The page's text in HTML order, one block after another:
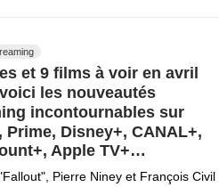
et 9 films à voir en avril
les nouveautés
incontournables sur
Prime, Disney+, CANAL+,
Apple TV+…
Pierre Niney et François Civil